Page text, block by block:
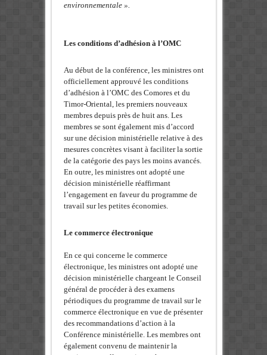
environnementale ».
Les conditions d’adhésion à l’OMC
Au début de la conférence, les ministres ont
officiellement approuvé les conditions
d’adhésion à l’OMC des Comores et du
Timor-Oriental, les premiers nouveaux
membres depuis près de huit ans. Les
membres se sont également mis d’accord
sur une décision ministérielle relative à des
mesures concrètes visant à faciliter la sortie
de la catégorie des pays les moins avancés.
En outre, les ministres ont adopté une
décision ministérielle réaffirmant
l’engagement en faveur du programme de
travail sur les petites économies.
Le commerce électronique
En ce qui concerne le commerce
électronique, les ministres ont adopté une
décision ministérielle chargeant le Conseil
général de procéder à des examens
périodiques du programme de travail sur le
commerce électronique en vue de présenter
des recommandations d’action à la
Conférence ministérielle. Les membres ont
également convenu de maintenir la